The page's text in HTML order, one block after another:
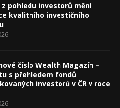
z pohledu investorů mění
kvalitního investičního
číslo Wealth Magazín –
s přehledem fondů
investorů v ČR v roce